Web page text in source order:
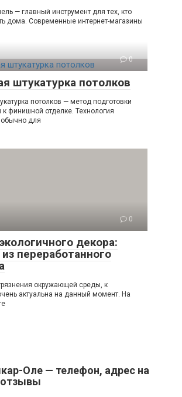
— главный инструмент для тех, кто
дома. Современные интернет-магазины
0
штукатурка потолков
потолков — метод подготовки
к финишной отделке. Технология
для
0
декора:
переработанного
окружающей среды, к
актуальна на данный момент. На
Оле — телефон, адрес на
отзывы